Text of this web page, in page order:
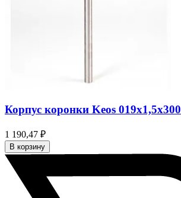
Корпус коронки Keos 019x1,5x300
1 190,47 ₽
В корзину